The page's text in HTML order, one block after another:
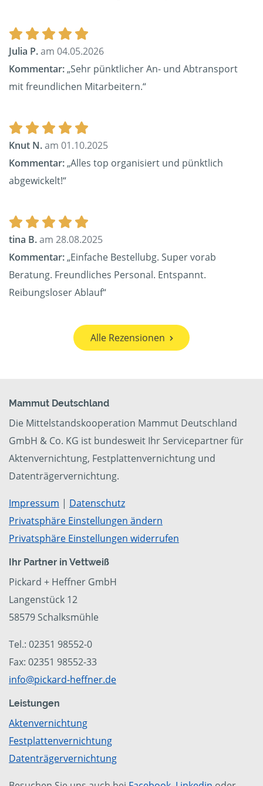
Julia P.am 04.05.2026
Kommentar:„Sehr pünktlicher An- und Abtransport
mit freundlichen Mitarbeitern.“
Knut N.am 01.10.2025
Kommentar:„Alles top organisiert und pünktlich
abgewickelt!“
tina B.am 28.08.2025
Kommentar:„Einfache Bestellubg. Super vorab
Beratung. Freundliches Personal. Entspannt.
Reibungsloser Ablauf“
Alle Rezensionen
Mammut Deutschland
Die Mittelstandskooperation Mammut Deutschland
GmbH & Co. KG ist bundesweit Ihr Servicepartner für
Aktenvernichtung, Festplattenvernichtung und
Datenträgervernichtung.
Impressum | Datenschutz
Privatsphäre Einstellungen ändern
Privatsphäre Einstellungen widerrufen
Ihr Partner in Vettweiß
Pickard + Heffner GmbH
Langenstück 12
58579 Schalksmühle
Tel.: 02351 98552-0
Fax: 02351 98552-33
info@pickard-heffner.de
Leistungen
Aktenvernichtung
Festplattenvernichtung
Datenträgervernichtung